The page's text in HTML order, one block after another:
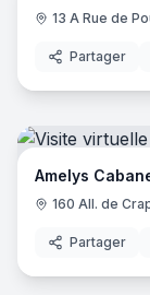
13 A Rue de
Partager
Amelys
160 All. de
Partager